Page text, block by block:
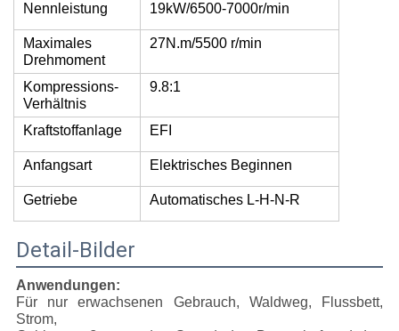
Nennleistung 19kW/6500-7000r/min
Maximales
Drehmoment
27N.m/5500 r/min
Kompressions-
Verhältnis
9.8:1
Kraftstoffanlage EFI
Anfangsart Elektrisches Beginnen
Getriebe Automatisches L-H-N-R
Detail-Bilder
Anwendungen:
Für nur erwachsenen Gebrauch, Waldweg, Flussbett,
Strom,